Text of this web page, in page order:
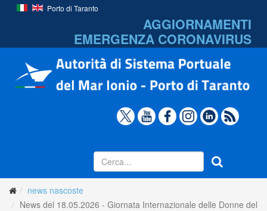
Porto di Taranto
AGGIORNAMENTI
EMERGENZA CORONAVIRUS
news nascoste
News del 18.05.2026 - Giornata Internazionale delle Donne del